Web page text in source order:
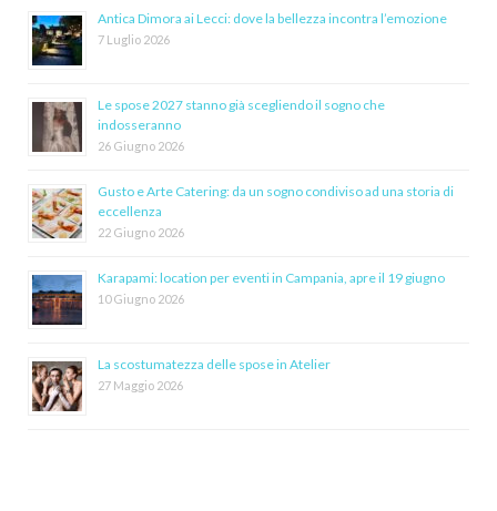
Antica Dimora ai Lecci: dove la bellezza incontra l’emozione
7 Luglio 2026
Le spose 2027 stanno già scegliendo il sogno che
indosseranno
26 Giugno 2026
Gusto e Arte Catering: da un sogno condiviso ad una storia di
eccellenza
22 Giugno 2026
Karapami: location per eventi in Campania, apre il 19 giugno
10 Giugno 2026
La scostumatezza delle spose in Atelier
27 Maggio 2026